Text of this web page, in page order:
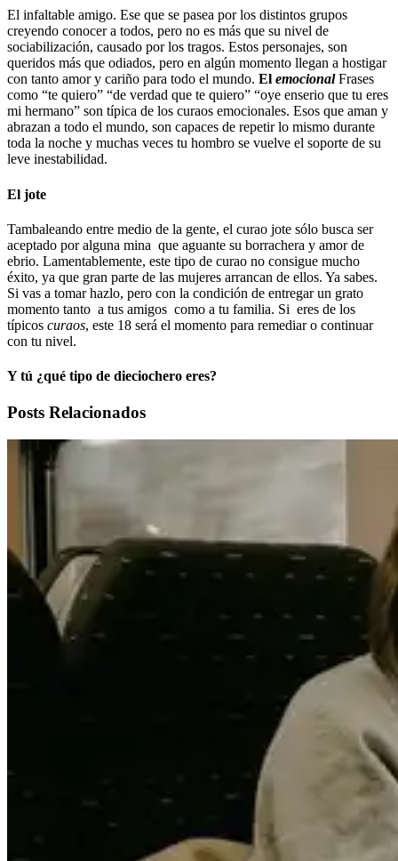
El infaltable amigo. Ese que se pasea por los distintos grupos
creyendo conocer a todos, pero no es más que su nivel de
sociabilización, causado por los tragos. Estos personajes, son
queridos más que odiados, pero en algún momento llegan a hostigar
con tanto amor y cariño para todo el mundo. El emocionalFrases
como “te quiero” “de verdad que te quiero” “oye enserio que tu eres
mi hermano” son típica de los curaos emocionales. Esos que aman y
abrazan a todo el mundo, son capaces de repetir lo mismo durante
toda la noche y muchas veces tu hombro se vuelve el soporte de su
leve inestabilidad.
El jote
Tambaleando entre medio de la gente, el curao jote sólo busca ser
aceptado por alguna mina que aguante su borrachera y amor de
ebrio. Lamentablemente, este tipo de curao no consigue mucho
éxito, ya que gran parte de las mujeres arrancan de ellos. Ya sabes.
Si vas a tomar hazlo, pero con la condición de entregar un grato
momento tanto a tus amigos como a tu familia. Si eres de los
típicos curaos, este 18 será el momento para remediar o continuar
con tu nivel.
Y tú ¿qué tipo de dieciochero eres?
Posts Relacionados